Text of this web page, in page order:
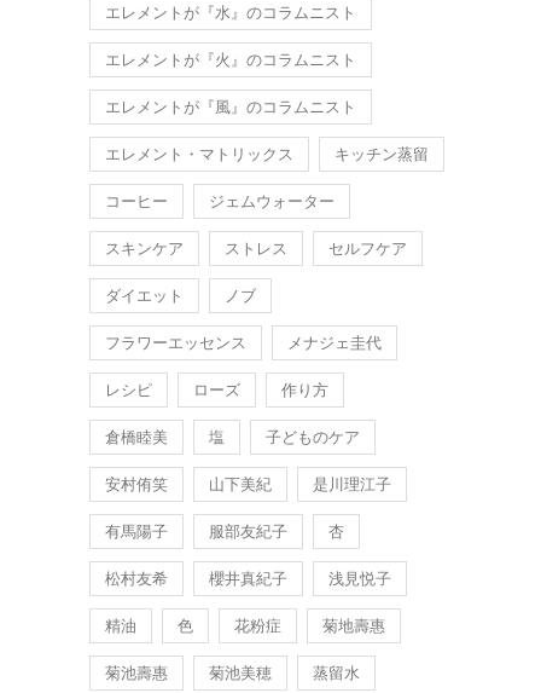
エレメントが『水』のコラムニスト
エレメントが『火』のコラムニスト
エレメントが『風』のコラムニスト
エレメント・マトリックス キッチン蒸留
コーヒー ジェムウォーター
スキンケア ストレス セルフケア
ダイエット ノブ
フラワーエッセンス メナジェ圭代
レシピ ローズ 作り方
倉橋睦美 塩 子どものケア
安村侑笑 山下美紀 是川理江子
有馬陽子 服部友紀子 杏
松村友希 櫻井真紀子 浅見悦子
精油 色 花粉症 菊地壽惠
菊池壽惠 菊池美穂 蒸留水